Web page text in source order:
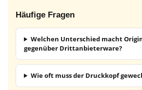
Häufige Fragen
Welchen Unterschied macht
gegenüber Drittanbieterware?
Wie oft muss der Druckkopf